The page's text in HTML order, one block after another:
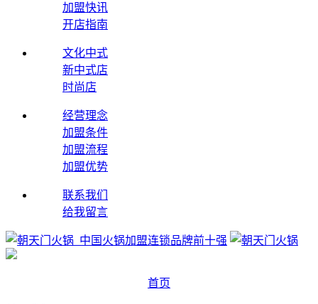
加盟快讯
开店指南
文化中式
新中式店
时尚店
经营理念
加盟条件
加盟流程
加盟优势
联系我们
给我留言
首页